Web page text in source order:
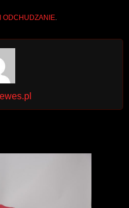
ODCHUDZANIE